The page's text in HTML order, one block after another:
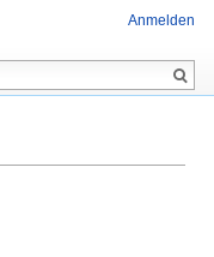
Anmelden